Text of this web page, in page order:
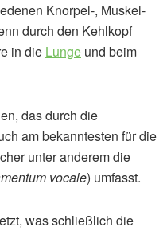
Knorpel-, Muskel-
durch den Kehlkopf
in die Lunge und beim
das durch die
am bekanntesten für die
unter anderem die
vocale) umfasst.
was schließlich die